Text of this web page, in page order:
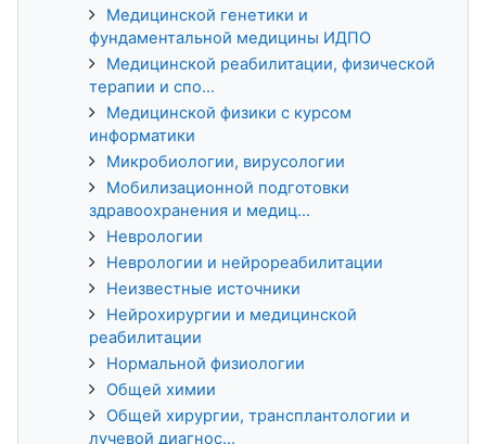
Медицинской генетики и
фундаментальной медицины ИДПО
Медицинской реабилитации, физической
терапии и спо...
Медицинской физики с курсом
информатики
Микробиологии, вирусологии
Мобилизационной подготовки
здравоохранения и медиц...
Неврологии
Неврологии и нейрореабилитации
Неизвестные источники
Нейрохирургии и медицинской
реабилитации
Нормальной физиологии
Общей химии
Общей хирургии, трансплантологии и
лучевой диагнос...